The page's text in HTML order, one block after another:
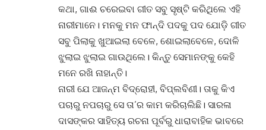
କଥା, ଗାଈ ଚରେଇବା ଗୀତ ସବୁ ସୃଷ୍ଟି କରିଥିଲେ ଏହି
ନାରୀମାନେ। ମନକୁ ମନ ଫାନ୍ଦି ପଦକୁ ପଦ ଯୋଡ଼ି ଗୀତ
ସବୁ ପିଲାକୁ ଖୁଆଇଲା ବେଳେ, ଶୋଇଲାବେଳେ, ଦୋଳି
ଝୁଲାଇ ଝୁଲାଇ ଗାଉଥିଲେ। କିନ୍ତୁ ସେମାନଙ୍କୁ କେହି
ମନେ ରଖି ନାହାନ୍ତି।
ନାରୀ ଯେ ଆଜନ୍ମ ବିଦ୍ରୋହୀ, ବିପ୍ଲବିଣୀ। ତାକୁ କିଏ
ପଚାରୁ ନପଚାରୁ ସେ ତା’ର କାମ କରିଚାଲିଛି। ସାରଳା
ଦାସଙ୍କର ସାହିତ୍ୟ ରଚନା ପୂର୍ବରୁ ଧାରାବାହିକ ଭାବରେ